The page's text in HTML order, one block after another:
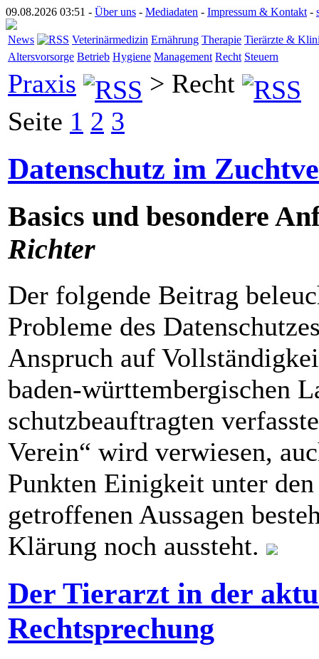
09.08.2026 03:51 - Über uns - Mediadaten - Impressum & Kontakt -
News Veterinärmedizin Ernährung Therapie Tierärzte &
Altersvorsorge Betrieb Hygiene Management Recht Steuern
Praxis
> Recht
Seite 1 2 3
Datenschutz im
Basics und besondere
Richter
Der folgende Beitrag
Probleme des
Anspruch auf
baden-württembergischen
schutzbeauftragten
Verein“ wird verwiesen,
Punkten Einigkeit unter
getroffenen Aussagen
Klärung noch aussteht.
Der Tierarzt in der
Rechtsprechung